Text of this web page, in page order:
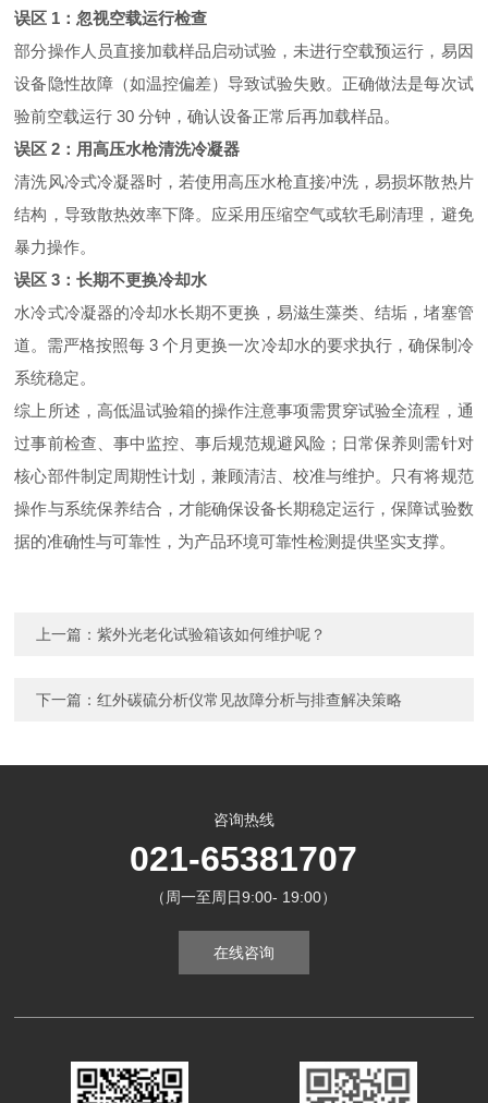
误区 1：忽视空载运行检查
部分操作人员直接加载样品启动试验，未进行空载预运行，易因
设备隐性故障（如温控偏差）导致试验失败。正确做法是每次试
验前空载运行 30 分钟，确认设备正常后再加载样品。
误区 2：用高压水枪清洗冷凝器
清洗风冷式冷凝器时，若使用高压水枪直接冲洗，易损坏散热片
结构，导致散热效率下降。应采用压缩空气或软毛刷清理，避免
暴力操作。
误区 3：长期不更换冷却水
水冷式冷凝器的冷却水长期不更换，易滋生藻类、结垢，堵塞管
道。需严格按照每 3 个月更换一次冷却水的要求执行，确保制冷
系统稳定。
综上所述，高低温试验箱的操作注意事项需贯穿试验全流程，通
过事前检查、事中监控、事后规范规避风险；日常保养则需针对
核心部件制定周期性计划，兼顾清洁、校准与维护。只有将规范
操作与系统保养结合，才能确保设备长期稳定运行，保障试验数
据的准确性与可靠性，为产品环境可靠性检测提供坚实支撑。
上一篇：紫外光老化试验箱该如何维护呢？
下一篇：红外碳硫分析仪常见故障分析与排查解决策略
咨询热线
021-65381707
（周一至周日9:00- 19:00）
在线咨询